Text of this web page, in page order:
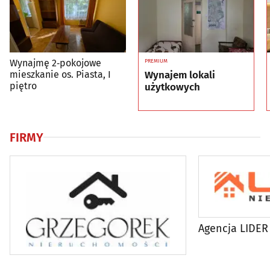
Wynajmę 2‑pokojowe
mieszkanie os. Piasta, I
piętro
PREMIUM
Wynajem lokali
użytkowych
FIRMY
Agencja